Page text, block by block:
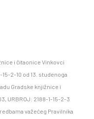
i čitaonice Vinkovci
15-2-10 od 13. studenoga
Gradske knjižnice i
URBROJ: 2188-1-15-2-3
važećeg Pravilnika